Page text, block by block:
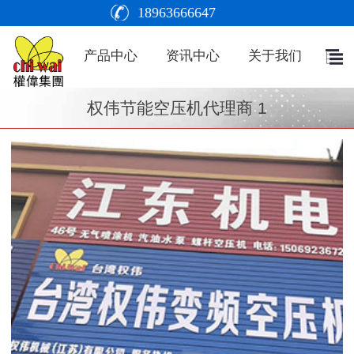
18963666647
产品中心 资讯中心 关于我们
权伟节能空压机代理商 1